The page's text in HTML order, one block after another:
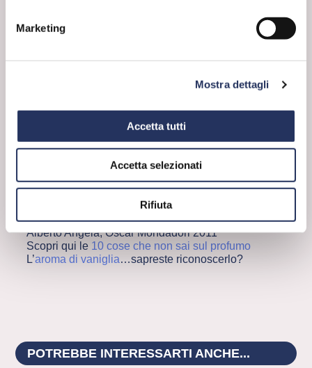
Marketing
Mostra dettagli
Accetta tutti
Accetta selezionati
Rifiuta
in grado di influenzare
impulsi primari
facilmente in grado di stimolare l’appetito o
ovvero l’appetito e la paura possono
modificarla.
Senti un profumo e vivi un’emozione. La
sciarpa della mamma, i biscotti della nonna,
l’erba del prato tagliata di fresco, una
passeggiata al mare, una spezia orientale o gli
arbusti del Mediterraneo…e i vostri ricordi,
che profumo hanno?
Vi consigliamo la lettura di “La straordinaria
avventura di una vita che nasce”, di Piero e
Alberto Angela, Oscar Mondadori 2011
Scopri qui le 10 cose che non sai sul profumo
L’aroma di vaniglia…sapreste riconoscerlo?
POTREBBE INTERESSARTI ANCHE...